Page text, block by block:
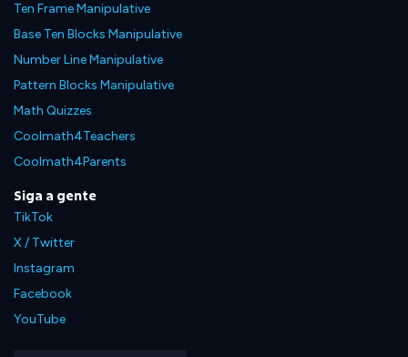
Ten Frame Manipulative
Base Ten Blocks Manipulative
Number Line Manipulative
Pattern Blocks Manipulative
Math Quizzes
Coolmath4Teachers
Coolmath4Parents
Siga a gente
TikTok
X / Twitter
Instagram
Facebook
YouTube